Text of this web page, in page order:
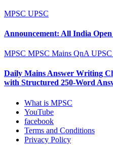
MPSC UPSC
Announcement: All India
MPSC MPSC Mains QnA UPSC
Daily Mains Answer Writing
with Structured 250-Word
What is MPSC
YouTube
facebook
Terms and Conditions
Privacy Policy